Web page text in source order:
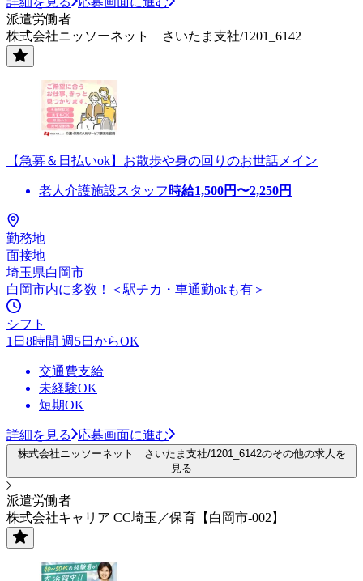
派遣労働者
株式会社ニッソーネット さいたま支社/1201_6142
【急募＆日払いok】お散歩や身の回りのお世話メイン
老人介護施設スタッフ 時給1,500円〜2,250円
勤務地
面接地
埼玉県白岡市
白岡市内に多数！＜駅チカ・車通勤okも有＞
シフト
1日8時間 週5日からOK
交通費支給
未経験OK
短期OK
詳細を見る 応募画面に進む
株式会社ニッソーネット さいたま支社/1201_6142のその他の求人を
見る
派遣労働者
株式会社キャリア CC埼玉／保育【白岡市-002】